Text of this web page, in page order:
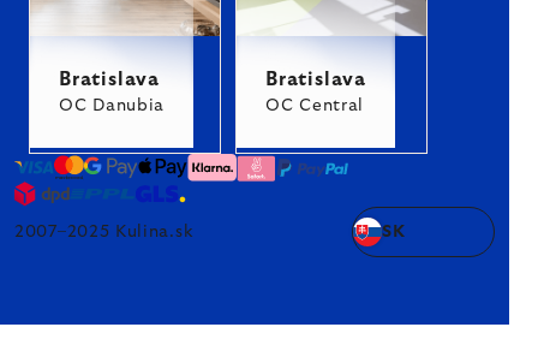
Bratislava
OC Danubia
Bratislava
OC Central
2007–2025 Kulina.sk SK